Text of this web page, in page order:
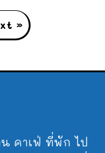
»
คาเฟ่ ที่พัก ไป